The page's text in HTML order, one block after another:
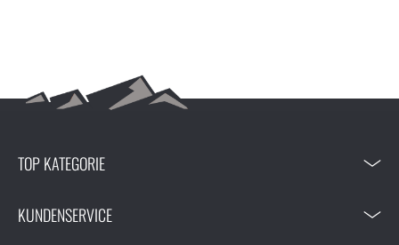
TOP KATEGORIE
KUNDENSERVICE